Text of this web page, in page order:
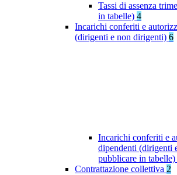
Tassi di assenza
in tabelle) 4
Incarichi conferiti e
(dirigenti e non dirigenti) 6
Incarichi conferiti e
dipendenti (dirigenti
pubblicare in tabelle)
Contrattazione collettiva 2